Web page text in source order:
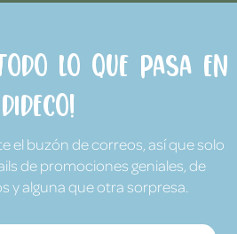
lo que pasa en
Dideco!
el buzón de correos, así que solo
de promociones geniales, de
y alguna que otra sorpresa.